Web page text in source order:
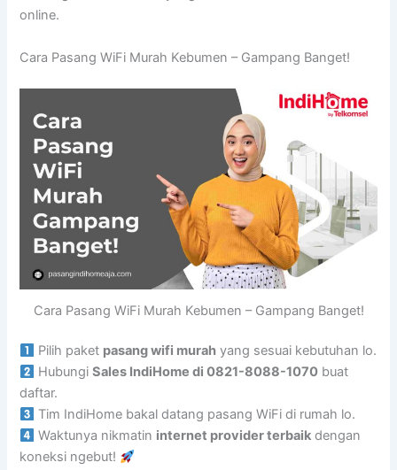
online.
Cara Pasang WiFi Murah Kebumen – Gampang Banget!
Cara Pasang WiFi Murah Kebumen – Gampang Banget!
Pilih paket pasang wifi murah yang sesuai kebutuhan lo.
HubungiSales IndiHome di 0821-8088-1070 buat
daftar.
Tim IndiHome bakal datang pasang WiFi di rumah lo.
Waktunya nikmatin internet provider terbaik dengan
koneksi ngebut!